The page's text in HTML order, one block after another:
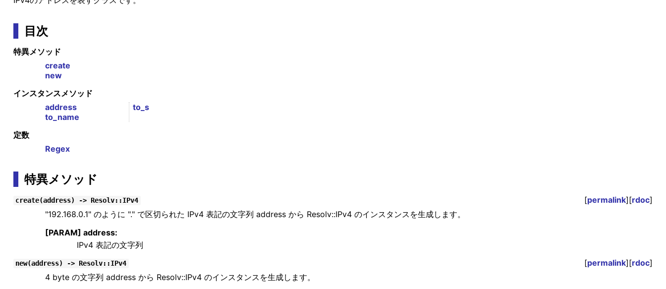
目次
特異メソッド
create
new
インスタンスメソッド
address
to_name
to_s
定数
Regex
特異メソッド
create(address) -> Resolv::IPv4 [permalink][rdoc]
"192.168.0.1" のように "." で区切られた IPv4 表記の文字列 address から Resolv::IPv4 のインスタンスを生成します。
[PARAM] address:
IPv4 表記の文字列
new(address) -> Resolv::IPv4 [permalink][rdoc]
4 byte の文字列 address から Resolv::IPv4 のインスタンスを生成します。